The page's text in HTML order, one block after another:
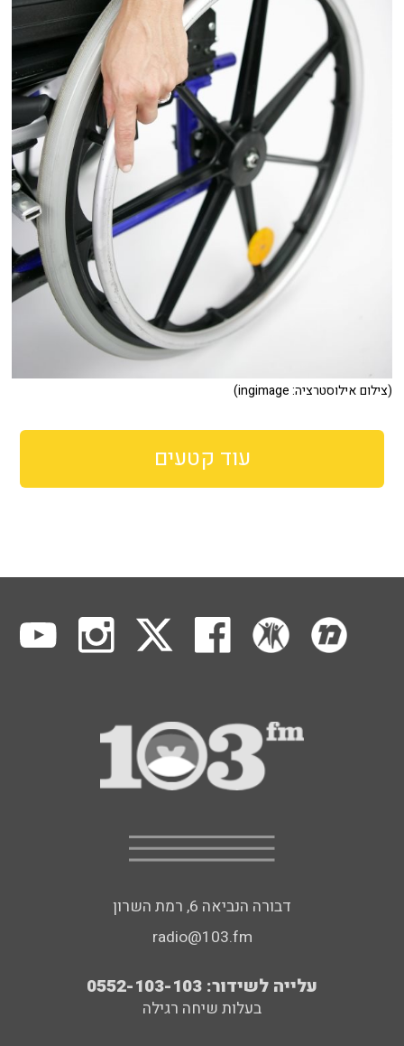
(צילום אילוסטרציה: ingimage)
עוד קטעים
דבורה הנביאה 6, רמת השרון
radio@103.fm
עלייה לשידור: 0552-103-103
בעלות שיחה רגילה